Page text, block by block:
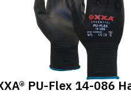
PU-Flex 14-086